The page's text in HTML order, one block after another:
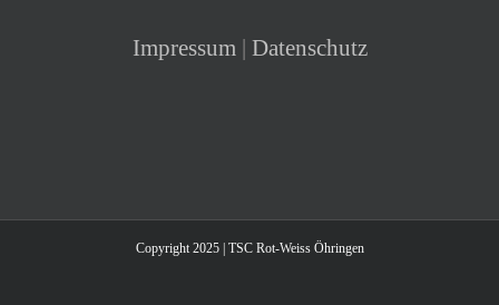
Impressum| Datenschutz
Copyright 2025 | TSC Rot-Weiss Öhringen